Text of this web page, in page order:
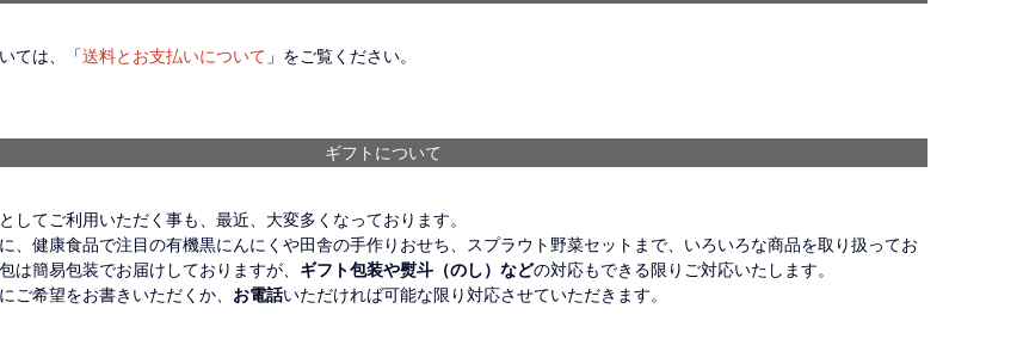
ては、「送料とお支払いについて 」をご覧ください。
ギフトについて
してご利用いただく事も、最近、大変多くなっております。
、健康食品で注目の有機黒にんにくや田舎の手作りおせち、スプラウト野菜セットまで、いろいろな商品を取り扱ってお
は簡易包装でお届けしておりますが、 ギフト包装や熨斗（のし）などの対応もできる限りご対応いたします。
にご希望をお書きいただくか、 お電話いただければ可能な限り対応させていただきます。